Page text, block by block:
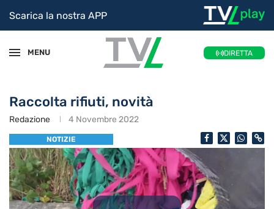
Scarica la nostra APP
MENU DIRETTA
Raccolta rifiuti, novità
Redazione 4 Novembre 2022
NOTIZIE